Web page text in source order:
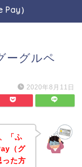
）
ーグルペ
2020年8月11日
「ふ
（グ
った方